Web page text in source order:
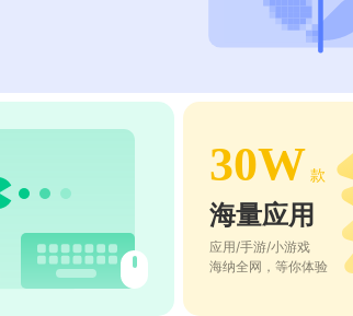
30W 款
海量应用
应用/手游/小游戏
海纳全网，等你体验